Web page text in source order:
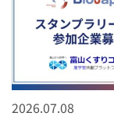
2026.07.08